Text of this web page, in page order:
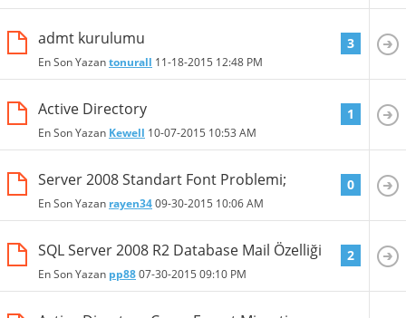
admt kurulumu
En Son Yazantonurall 11-18-2015 12:48 PM
3
Active Directory
En Son Yazan Kewell 10-07-2015 10:53 AM
1
Server 2008 Standart Font Problemi;
En Son Yazan rayen3409-30-2015 10:06 AM
0
SQL Server 2008 R2 Database Mail Özelliği
En Son Yazan pp8807-30-2015 09:10 PM
2